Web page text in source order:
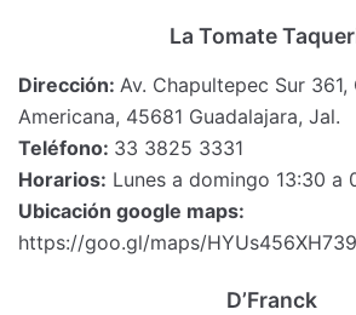
La Tomate
Dirección: Av. Chapultepec Sur 361,
Americana, 45681 Guadalajara, Jal.
Teléfono: 33 3825 3331
Horarios: Lunes a domingo 13:30 a
Ubicación google maps:
https://goo.gl/maps/
D’Franck